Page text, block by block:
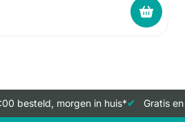
besteld, morgen in huis* Gratis